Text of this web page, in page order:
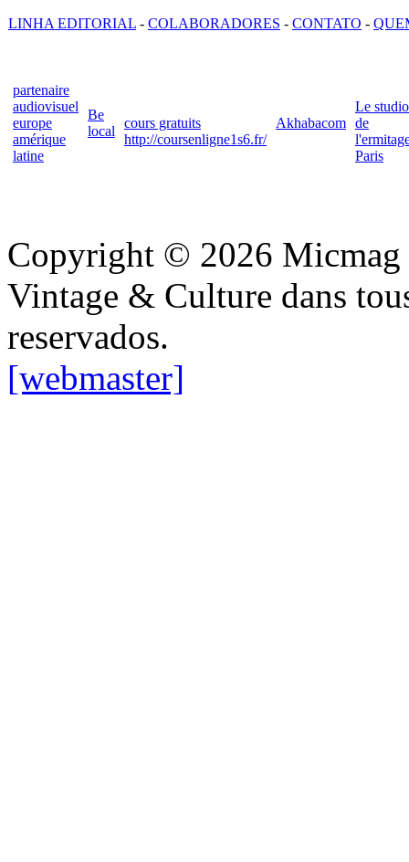
LINHA EDITORIAL - COLABORADORES - CONTATO -
partenaire
audiovisuel
europe
amérique
latine
Be
local
cours gratuits
http://coursenligne1s6.fr/
Akhabacom
Le studio
de
Paris
Copyright © 2026 Micmag
Vintage & Culture dans
reservados.
[webmaster]